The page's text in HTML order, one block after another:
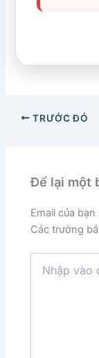
TRƯỚC ĐÓ
Để lại một
Email của
Các trường
vào